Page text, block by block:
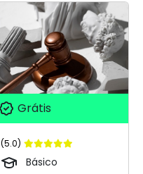
Grátis
(5.0)
Básico